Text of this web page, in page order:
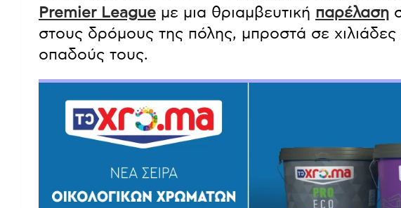
Premier League με μια θριαμβευτική παρέλαση
στους δρόμους της πόλης, μπροστά σε χιλιάδες
οπαδούς τους.